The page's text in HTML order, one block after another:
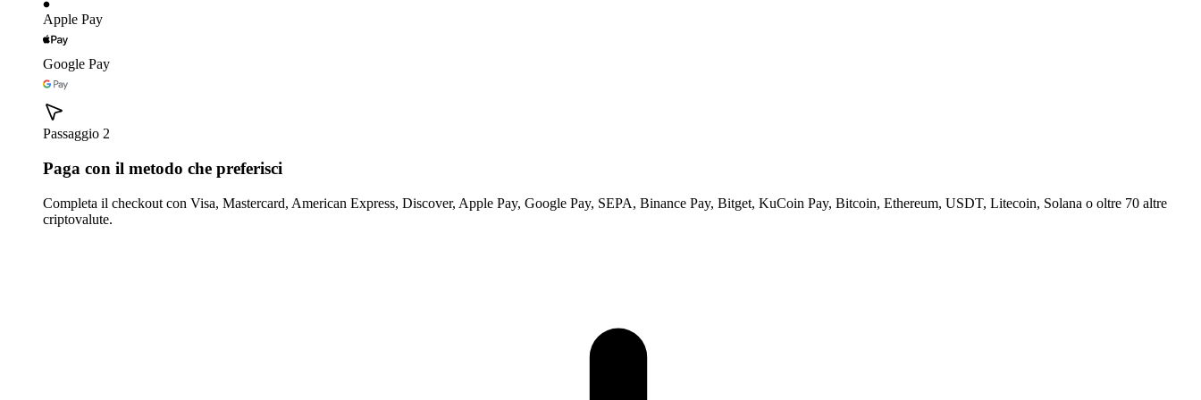
Apple Pay
Google Pay
Passaggio 2
Paga con il metodo che preferisci
Completa il checkout con Visa, Mastercard, American Express, Discover, Apple Pay, Google Pay, SEPA, Binance Pay, Bitget, KuCoin Pay, Bitcoin, Ethereum, USDT, Litecoin, Solana o oltre 70 altre
criptovalute.